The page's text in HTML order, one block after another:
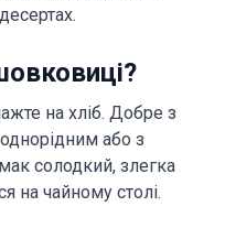
на хліб. Добре з
або з
солодкий, злегка
на чайному столі.